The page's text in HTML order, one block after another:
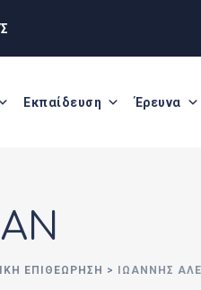
Εκπαίδευση Έρευνα
ΕΠΙΘΕΩΡΗΣΗ > ΙΩΑΝΝΗΣ